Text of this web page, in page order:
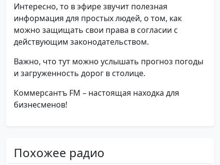
Интересно, то в эфире звучит полезная
информация для простых людей, о том, как
можно защищать свои права в согласии с
действующим законодательством.
Важно, что тут можно услышать прогноз погоды
и загруженность дорог в столице.
Коммерсантъ FM – настоящая находка для
бизнесменов!
Похожее радио